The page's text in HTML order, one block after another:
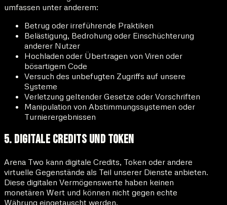
umfassen unter anderem:
Betrug oder irreführende Praktiken
Belästigung, Bedrohung oder Einschüchterung
anderer Nutzer
Hochladen oder Übertragen von Viren oder
bösartigem Code
Versuch des unbefugten Zugriffs auf unsere
Systeme
Verletzung geltender Gesetze oder Vorschriften
Manipulation von Abstimmungssystemen oder
Turnierergebnissen
5. Digitale Credits und Token
Arena Two kann digitale Credits, Token oder andere
virtuelle Gegenstände als Teil unserer Dienste anbieten.
Diese digitalen Vermögenswerte haben keinen
monetären Wert und können nicht gegen echte
Währung eingetauscht werden.